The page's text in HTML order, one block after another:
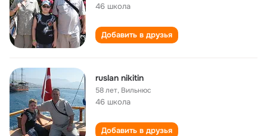
46 школа
Добавить в друзья
ruslan nikitin
58 лет, Вильнюс
46 школа
Добавить в друзья